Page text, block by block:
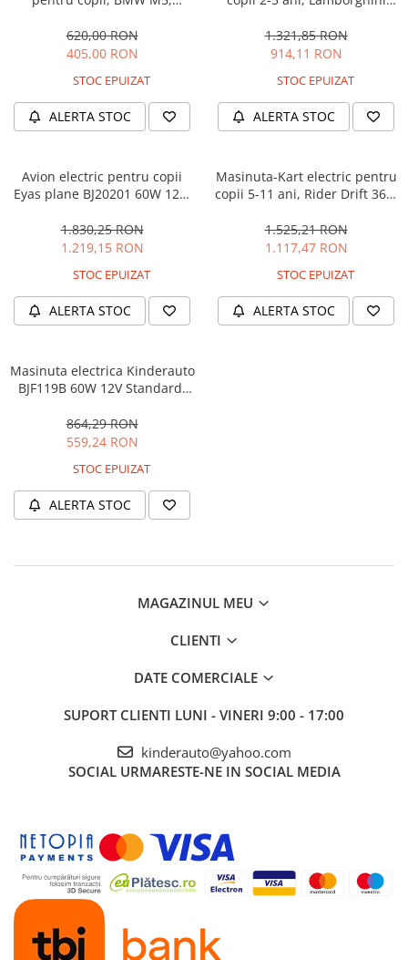
620,00 RON
405,00 RON
STOC EPUIZAT
ALERTA STOC
12V, galbena
1.321,85 RON
914,11 RON
STOC EPUIZAT
ALERTA STOC
Avion electric pentru copii
Eyas plane BJ20201 60W 12V,
1.830,25 RON
1.219,15 RON
STOC EPUIZAT
ALERTA STOC
Masinuta-Kart electric pentru
copii 5-11 ani, Rider Drift 360,
1.525,21 RON
1.117,47 RON
STOC EPUIZAT
ALERTA STOC
Masinuta electrica Kinderauto
BJF119B 60W 12V Standard,
864,29 RON
559,24 RON
STOC EPUIZAT
ALERTA STOC
MAGAZINUL MEU
CLIENTI
DATE COMERCIALE
SUPORT CLIENTI LUNI - VINERI 9:00 - 17:00
kinderauto@yahoo.com
SOCIAL URMARESTE-NE IN SOCIAL MEDIA